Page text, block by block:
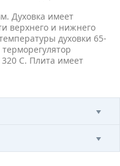
Духовка имеет
верхнего и нижнего
духовки 65-
С. Плита имеет